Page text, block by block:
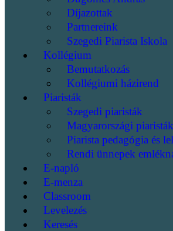
Díjazottak
Partnereink
Szegedi Piarista Iskola
Kollégium
Bemutatkozás
Kollégiumi házirend
Piaristák
Szegedi piaristák
Magyarországi piaristák
Piarista pedagógia és
Rendi ünnepek
E-napló
E-menza
Classroom
Levelezés
Keresés